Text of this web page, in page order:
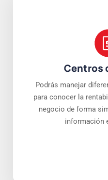
Centros
Podrás manejar
para conocer la
negocio de forma
información